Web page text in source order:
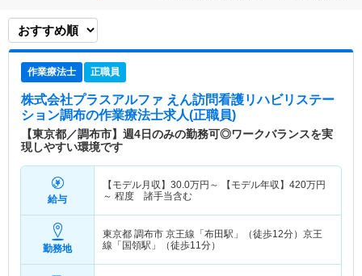
作業療法士 正職員
株式会社プラスアルファ えん訪問看護リハビリステー
ション調布の作業療法士求人(正職員)
【東京都／調布市】週4日のみの勤務可◎ワークバランスを実
現しやすい環境です
給与
【モデル月収】 30.0万円～ 【モデル年収】 420万円
～ 程度 諸手当含む
勤務地
東京都 調布市 京王線「布田駅」（徒歩12分）京王
線「国領駅」（徒歩11分）